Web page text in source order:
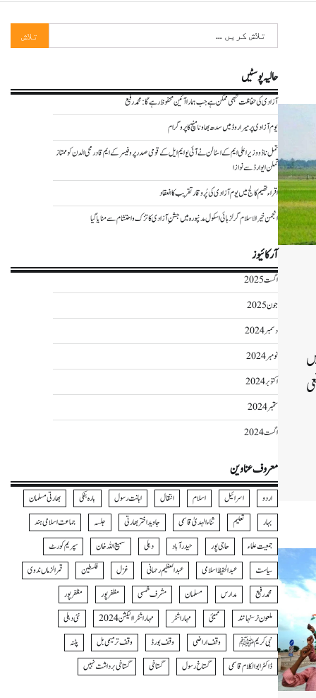
تلاش
کریں
برائے:
حالیہ پوسٹیں
آزادی کی حفاظت تبھی ممکن ہے جب ہمارا آئین محفوظ رہے گا : محمد رفیع
یوم آزادی پر میراروڈ میں سدھ بھاونا منچ کا پروگرام
تمل ناڈو وزیر اعلی ایم کے اسٹالن نے آئی یو ایم ایل کے قومی صدر پروفیسر کے ایم قادرمحی الدن کو ممتاز
تملن ایوارڈ سے نوازا
اقراء تھیم کالج میں یوم آزادی کی پُر وقار تقریب کا انعقاد
انجمن خیر الاسلام گرلز ہائی اسکول مدنپورہ میں جشنِ آزادی کا تزک و احتشام سے منایا گیا
آرکائیوز
اگست 2025
جون 2025
دسمبر 2024
نومبر 2024
اکتوبر 2024
ستمبر 2024
اگست 2024
معروف عناوین
اردو اسرائیل اسلام انتقال اہانت رسول بارہ بنکی
بھارتی مسلمان
بہار
تعلیم ثناءالہدیٰ قاسمی جاوید اختر بھارتی جلسہ
جماعت اسلامی ہند
جمعیت علماء
حاجی پور حیدرآباد دہلی سمیع اللہ خان
سپریم کورٹ
سیاست
عبدالحفیظ اسلامی عبدالعظیم رحمانی غزل فلسطین
قمرالزماں ندوی
محمد رفیع
مدارس مسلمان مشرف شمسی مظفر پور
مظفرپور
ملعون نرسنہا نند
ممبئی مہاراشٹر مہاراشٹرا الیکشن 2024
نئی دہلی
نبی کریمﷺ
وقف اراضی وقف بورڈ وقف ترمیمی بل
پٹنہ
ڈاکٹر ابوالکلام قاسمی
گستاخ رسول گستاخی گستاخی برداشت نہیں